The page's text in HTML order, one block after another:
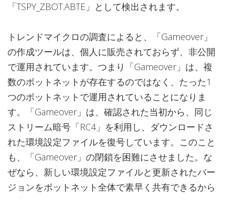
「TSPY_ZBOT.ABTE」として検出されます。
トレンドマイクロの調査によると、「Gameover」
の作成ツールは、個人に販売されておらず、非公開
で運用されています。つまり「Gameover」は、複
数のボットネットが存在するのではなく、たった1
つのボットネットで運用されていることになりま
す。「Gameover」は、確認された当初から、同じ
ストリーム暗号「RC4」を利用し、ダウンロードさ
れた環境設定ファイルを復号しています。このこと
も、「Gameover」の閉鎖を困難にさせました。な
ぜなら、新しい環境設定ファイルと更新されたバー
ジョンをボットネット全体で素早く共有できるから